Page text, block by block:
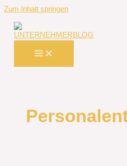
Zum Inhalt springen